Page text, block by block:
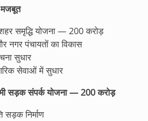
समृद्धि योजना — 200 करोड़
नगर पंचायतों का विकास
सुधार
सेवाओं में सुधार
सड़क संपर्क योजना — 200 करोड़
निर्माण